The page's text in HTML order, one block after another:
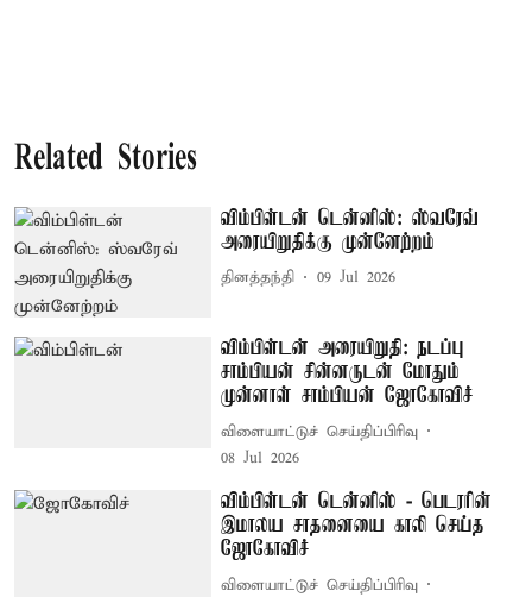
Related Stories
விம்பிள்டன் டென்னிஸ்: ஸ்வரேவ்
அரையிறுதிக்கு முன்னேற்றம்
தினத்தந்தி 09 Jul 2026
விம்பிள்டன் அரையிறுதி: நடப்பு
சாம்பியன் சின்னருடன் மோதும்
முன்னாள் சாம்பியன் ஜோகோவிச்
விளையாட்டுச் செய்திப்பிரிவு
08 Jul 2026
விம்பிள்டன் டென்னிஸ் - பெடரரின்
இமாலய சாதனையை காலி செய்த
ஜோகோவிச்
விளையாட்டுச் செய்திப்பிரிவு